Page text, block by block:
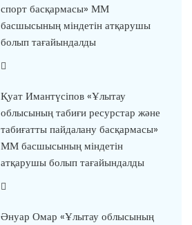
спорт басқармасы» ММ
басшысының міндетін атқарушы
болып тағайындалды
Қуат Имантүсіпов «Ұлытау
облысының табиғи ресурстар және
табиғатты пайдалану басқармасы»
ММ басшысының міндетін
атқарушы болып тағайындалды
Әнуар Омар «Ұлытау облысының